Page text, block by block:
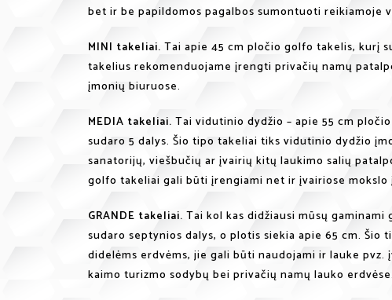
bet ir be papildomos pagalbos sumontuoti reikiamoje
MINI takeliai. Tai apie 45 cm pločio golfo takelis, kurį
takelius rekomenduojame įrengti privačių namų
įmonių biuruose.
MEDIA takeliai. Tai vidutinio dydžio – apie 55 cm
sudaro 5 dalys. Šio tipo takeliai tiks vidutinio dydžio
sanatorijų, viešbučių ar įvairių kitų laukimo salių
golfo takeliai gali būti įrengiami net ir įvairiose mokslo
GRANDE takeliai. Tai kol kas didžiausi mūsų
sudaro septynios dalys, o plotis siekia apie 65 cm. Šio
didelėms erdvėms, jie gali būti naudojami ir lauke pvz.
kaimo turizmo sodybų bei privačių namų lauko erdvėse.